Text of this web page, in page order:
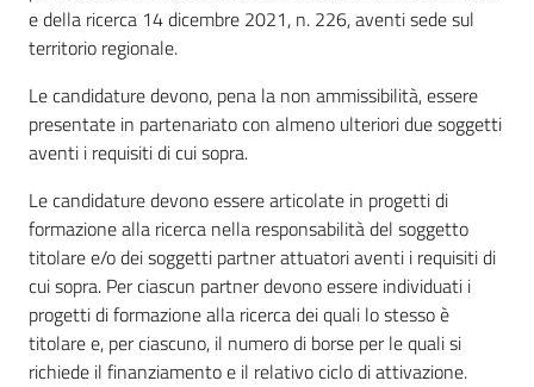
e della ricerca 14 dicembre 2021, n. 226, aventi sede sul
territorio regionale.
Le candidature devono, pena la non ammissibilità, essere
presentate in partenariato con almeno ulteriori due soggetti
aventi i requisiti di cui sopra.
Le candidature devono essere articolate in progetti di
formazione alla ricerca nella responsabilità del soggetto
titolare e/o dei soggetti partner attuatori aventi i requisiti di
cui sopra. Per ciascun partner devono essere individuati i
progetti di formazione alla ricerca dei quali lo stesso è
titolare e, per ciascuno, il numero di borse per le quali si
richiede il finanziamento e il relativo ciclo di attivazione.